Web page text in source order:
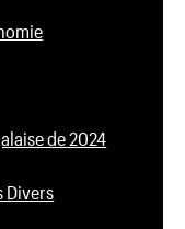
de 2024
Divers